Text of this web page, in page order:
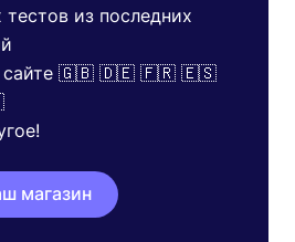
из последних
сайте 🇬🇧 🇩🇪 🇫🇷 🇪🇸
магазин